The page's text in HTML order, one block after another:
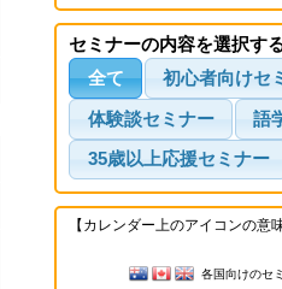
セミナーの内容を選択す
全て
初心者向けセ
体験談セミナー 語
35歳以上応援セミナー
【カレンダー上のアイコンの意味
各国向けのセ